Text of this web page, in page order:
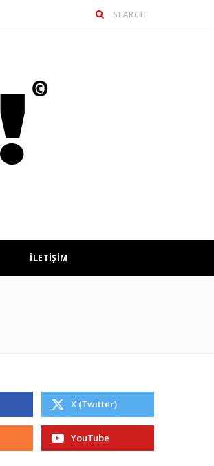
İLETİŞİM
X (Twitter)
YouTube